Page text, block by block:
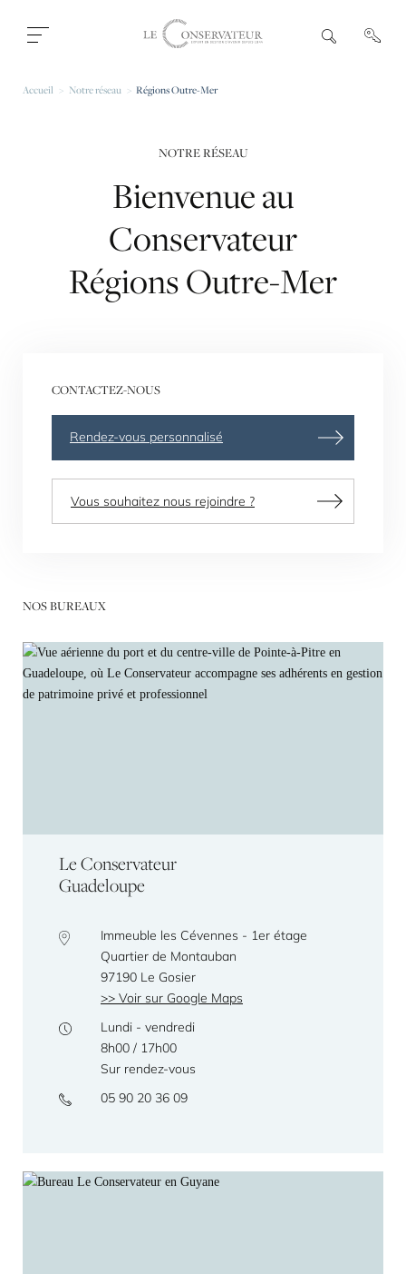
Ouvrir
menu
R
Accueil Notre réseau Régions Outre-Mer
NOTRE RÉSEAU
Bienvenueau
Conservateur
RégionsOutre-Mer
CONTACTEZ-NOUS
Rendez-vous personnalisé
Vous souhaitez nous rejoindre ?
NOS BUREAUX
Le Conservateur
Guadeloupe
Immeuble les Cévennes - 1er étage
Quartier de Montauban
97190 Le Gosier
Voir sur Google Maps
Lundi - vendredi
8h00 / 17h00
Sur rendez-vous
05 90 20 36 09